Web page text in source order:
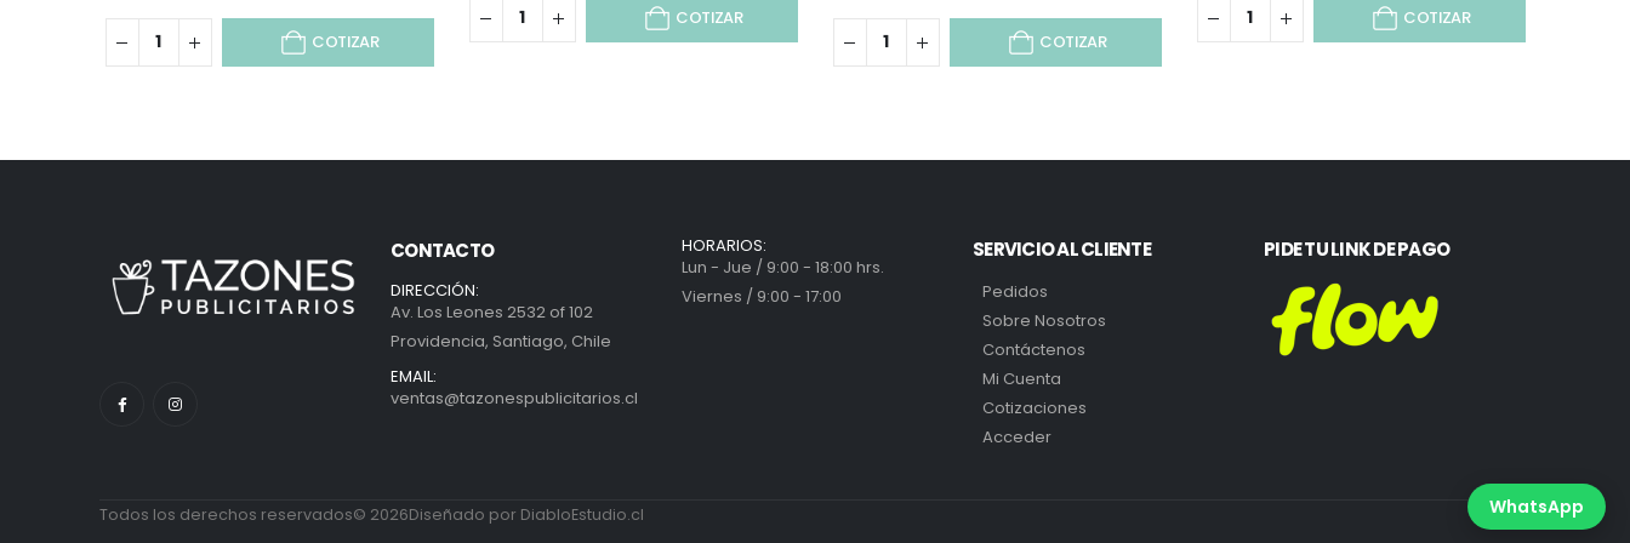
COTIZAR
COTIZAR
COTIZAR
COTIZAR
CONTACTO
DIRECCIÓN:
Av. Los Leones 2532 of 102
Providencia, Santiago, Chile
EMAIL:
ventas@tazonespublicitarios.cl
HORARIOS:
Lun - Jue / 9:00 - 18:00 hrs.
Viernes / 9:00 - 17:00
SERVICIO AL CLIENTE
Pedidos
Sobre Nosotros
Contáctenos
Mi Cuenta
Cotizaciones
Acceder
PIDE TU LINK DE PAGO
Todos los derechos reservados© 2026Diseñado por DiabloEstudio.cl WhatsApp